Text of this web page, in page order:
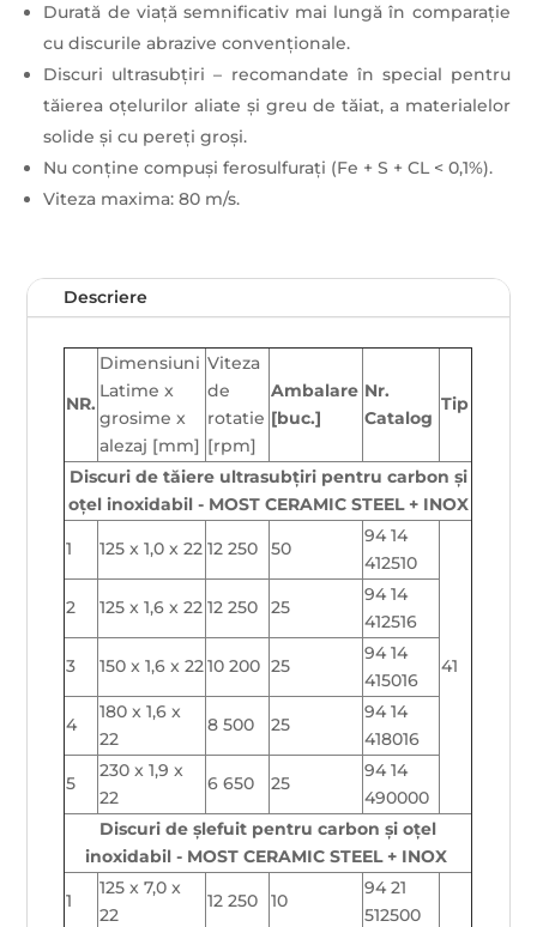
Durată de viață semnificativ mai lungă în comparație
cu discurile abrazive convenționale.
Discuri ultrasubțiri – recomandate în special pentru
tăierea oțelurilor aliate și greu de tăiat, a materialelor
solide și cu pereți groși.
Nu conține compuși ferosulfurați (Fe + S + CL < 0,1%).
Viteza maxima: 80 m/s.
Descriere
NR.
Dimensiuni
Latime x
grosime x
alezaj [mm]
Viteza
de
rotatie
[rpm]
Ambalare
[buc.]
Nr.
Catalog
Tip
Discuri de tăiere ultrasubțiri pentru carbon și
oțel inoxidabil - MOST CERAMIC STEEL + INOX
1 125 x 1,0 x 22 12 250 50
94 14
412510
41
2 125 x 1,6 x 22 12 250 25
94 14
412516
3 150 x 1,6 x 2210 200 25
94 14
415016
4
180 x 1,6 x
22
8 500 25
94 14
418016
5
230 x 1,9 x
22
6 650 25
94 14
490000
Discuri de șlefuit pentru carbon și oțel
inoxidabil - MOST CERAMIC STEEL + INOX
1
125 x 7,0 x
22
12 250 10
94 21
512500